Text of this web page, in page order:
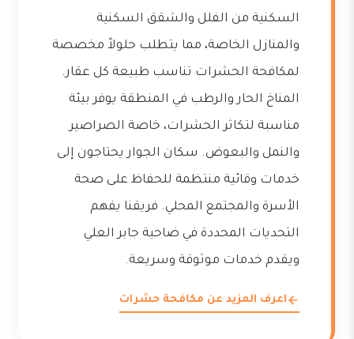
السكنية من الفلل والشقق السكنية
والمنازل الخاصة، مما يتطلب حلولاً مخصصة
لمكافحة الحشرات تناسب طبيعة كل عقار.
المناخ الحار والرطب في المنطقة يوفر بيئة
مناسبة لتكاثر الحشرات، خاصة الصراصير
والنمل والبعوض. سكان الجوار يحتاجون إلى
خدمات وقائية منتظمة للحفاظ على صحة
الأسرة والمجتمع المحلي. فريقنا يفهم
التحديات المحددة في ضاحية جابر العلي
ويقدم خدمات موثوقة وسريعة.
اعرف المزيد عن مكافحة حشرات